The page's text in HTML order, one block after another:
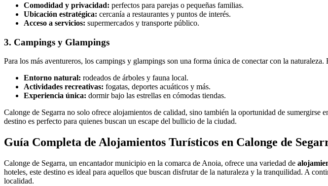
Comodidad y privacidad: perfectos para parejas o pequeñas familias.
Ubicación estratégica: cercanía a restaurantes y puntos de interés.
Acceso a servicios: supermercados y transporte público.
3. Campings y Glampings
Para los más aventureros, los campings y glampings son una forma única de conectar con la
Entorno natural: rodeados de árboles y fauna local.
Actividades recreativas: fogatas, deportes acuáticos y más.
Experiencia única: dormir bajo las estrellas en cómodas tiendas.
Calonge de Segarra no solo ofrece alojamientos de calidad, sino también la oportunidad de
destino es perfecto para quienes buscan un escape del bullicio de la ciudad.
Guía Completa de Alojamientos Turísticos en Calonge de
Calonge de Segarra, un encantador municipio en la comarca de Anoia, ofrece una variedad de
hoteles, este destino es ideal para aquellos que buscan disfrutar de la naturaleza y la tranquilidad. A
localidad.